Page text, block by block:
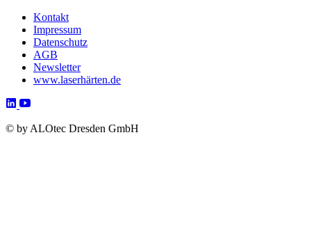
Kontakt
Impressum
Datenschutz
AGB
Newsletter
www.laserhärten.de
© by ALOtec Dresden GmbH